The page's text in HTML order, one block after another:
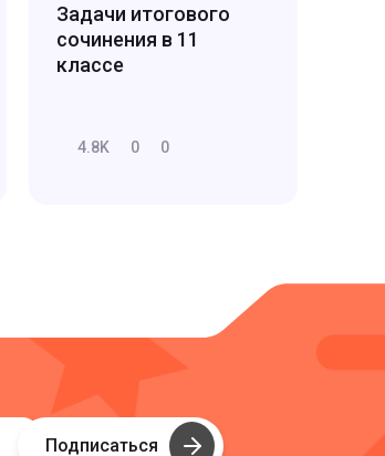
Задачи итогового
сочинения в 11
классе
4.8K 0 0
Подписаться